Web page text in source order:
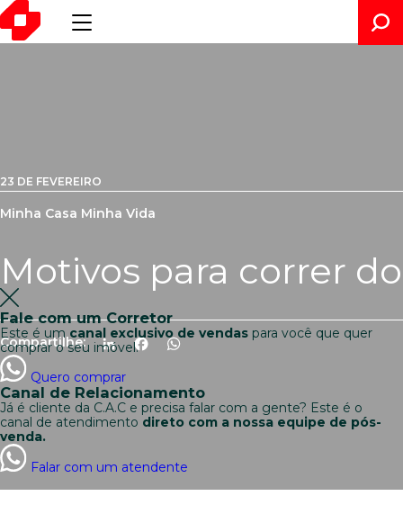
Fale com um Corretor
Este é umcanal exclusivo de vendas para você que quer
comprar o seu imóvel.
Quero comprar
Canal de Relacionamento
Já é cliente da C.A.C e precisa falar com a gente? Este é o
canal de atendimento direto com a nossa equipe de pós-
venda.
Falar com um atendente
23 DE FEVEREIRO
Minha Casa Minha Vida
Motivos para correr
Compartilhe: LinkedInFacebookWhatsApp